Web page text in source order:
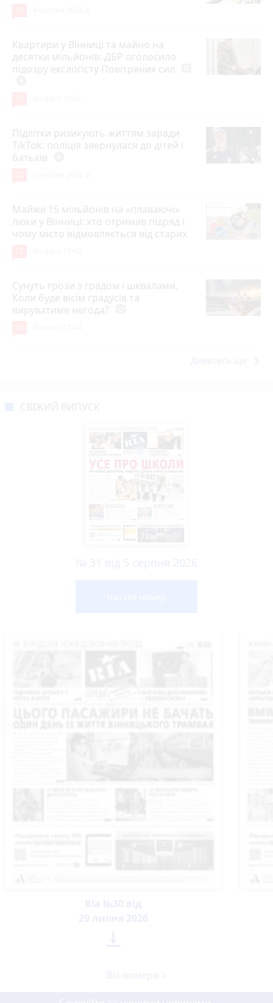
Квартири у Вінниці та майно на
десятки мільйонів: ДБР оголосило
підозру екслогісту Повітряних сил
Підлітки ризикують життям заради
TikTok: поліція звернулася до дітей і
батьків
Майже 15 мільйонів на «плаваючі»
люки у Вінниці: хто отримав підряд і
чому місто відмовляється від старих
Сунуть грози з градом і шквалами.
Коли буде вісім градусів та
вируватиме негода?